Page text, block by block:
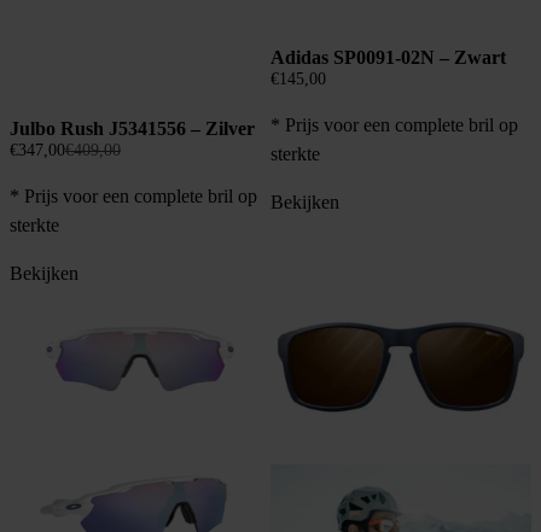
Julbo Rush J5341556 – Zilver
€409,00
Oorspronkelijke
was:
€409,00.
€347,00
Huidige
is:
€347,00.
* Prijs voor een complete bril op
sterkte
Bekijken
Adidas SP0091-02N – Zwart
€145,00
* Prijs voor een complete bril op
sterkte
Bekijken